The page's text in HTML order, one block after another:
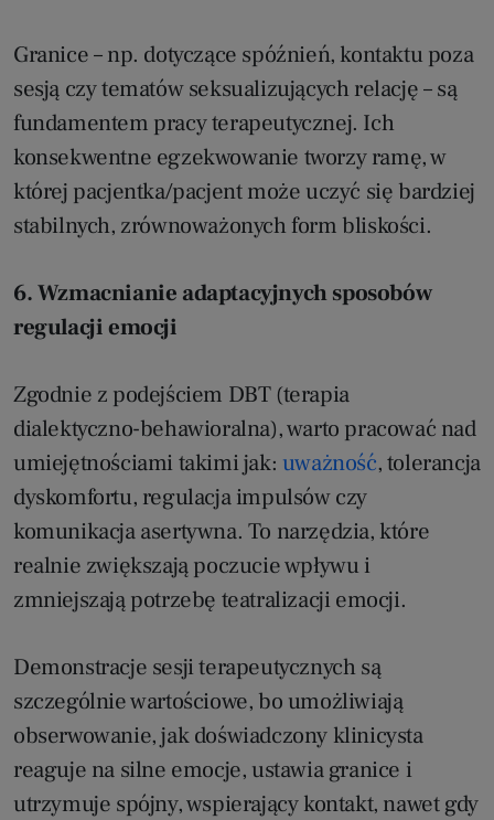
Granice – np. dotyczące spóźnień, kontaktu poza
sesją czy tematów seksualizujących relację – są
fundamentem pracy terapeutycznej. Ich
konsekwentne egzekwowanie tworzy ramę, w
której pacjentka/pacjent może uczyć się bardziej
stabilnych, zrównoważonych form bliskości.
6. Wzmacnianie adaptacyjnych sposobów
regulacji emocji
Zgodnie z podejściem DBT (terapia
dialektyczno-behawioralna), warto pracować nad
umiejętnościami takimi jak: uważność, tolerancja
dyskomfortu, regulacja impulsów czy
komunikacja asertywna. To narzędzia, które
realnie zwiększają poczucie wpływu i
zmniejszają potrzebę teatralizacji emocji.
Demonstracje sesji terapeutycznych są
szczególnie wartościowe, bo umożliwiają
obserwowanie, jak doświadczony klinicysta
reaguje na silne emocje, ustawia granice i
utrzymuje spójny, wspierający kontakt, nawet gdy